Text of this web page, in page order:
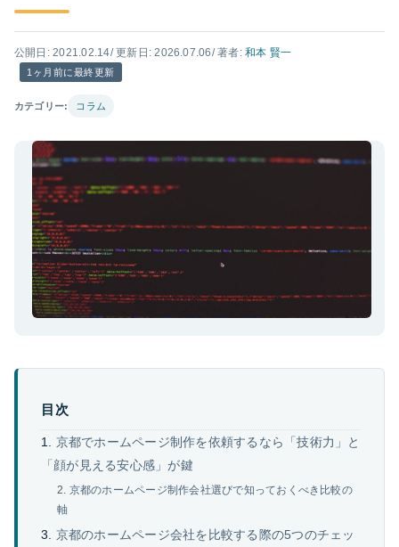
公開日: 2021.02.14/ 更新日: 2026.07.06/ 著者:和本 賢一
1ヶ月前に最終更新
カテゴリー: コラム
目次
京都でホームページ制作を依頼するなら「技術力」と
「顔が見える安心感」が鍵
京都のホームページ制作会社選びで知っておくべき比較の
軸
京都のホームページ会社を比較する際の5つのチェッ